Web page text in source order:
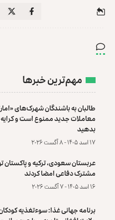
مهم‌ترین خبرها
طالبان به باشندگان شهرک‌های
معاملات جدید ممنوع است و کرایه
بدهید
۱۷ اسد ۱۴۰۵ - ۸ آگست ۲۰۲۶
عربستان سعودی، ترکیه و پاکستان
مشترک دفاعی امضا کردند
۱۶ اسد ۱۴۰۵ - ۷ آگست ۲۰۲۶